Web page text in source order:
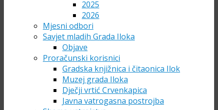
2025
2026
Mjesni odbori
Savjet mladih Grada Iloka
Objave
Proračunski korisnici
Gradska knjižnica i čitaonica Ilok
Muzej grada Iloka
Dječji vrtić Crvenkapica
Javna vatrogasna postrojba